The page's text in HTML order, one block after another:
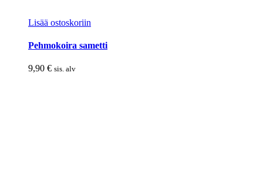
Lisää ostoskoriin
Pehmokoira sametti
9,90 € sis. alv